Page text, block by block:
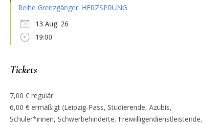
Reihe Grenzgänger: HERZSPRUNG
13 Aug. 26
19:00
Tickets
7,00 € regulär
6,00 € ermäßigt (Leipzig-Pass, Studierende, Azubis,
Schüler*innen, Schwerbehinderte, Freiwilligendienstleistende,